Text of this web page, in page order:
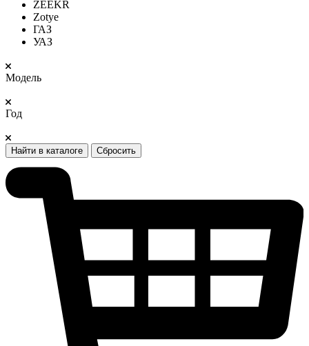
ZEEKR
Zotye
ГАЗ
УАЗ
Модель
Год
Найти в каталоге Сбросить